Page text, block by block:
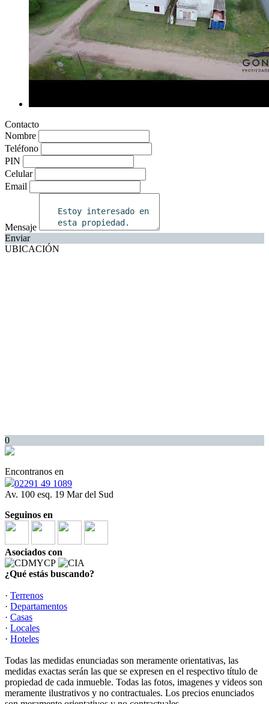
Contacto
Nombre
Teléfono
PIN
Celular
Email
Mensaje
Enviar
UBICACIÓN
0
Encontranos en
02291 49 1089
Av. 100 esq. 19 Mar del Sud
Seguinos en
Asociados con
¿Qué estás buscando?
· Terrenos
· Departamentos
· Casas
· Locales
· Hoteles
Todas las medidas enunciadas son meramente orientativas, las
medidas exactas serán las que se expresen en el respectivo título de
propiedad de cada inmueble. Todas las fotos, imagenes y videos son
meramente ilustrativos y no contractuales. Los precios enunciados